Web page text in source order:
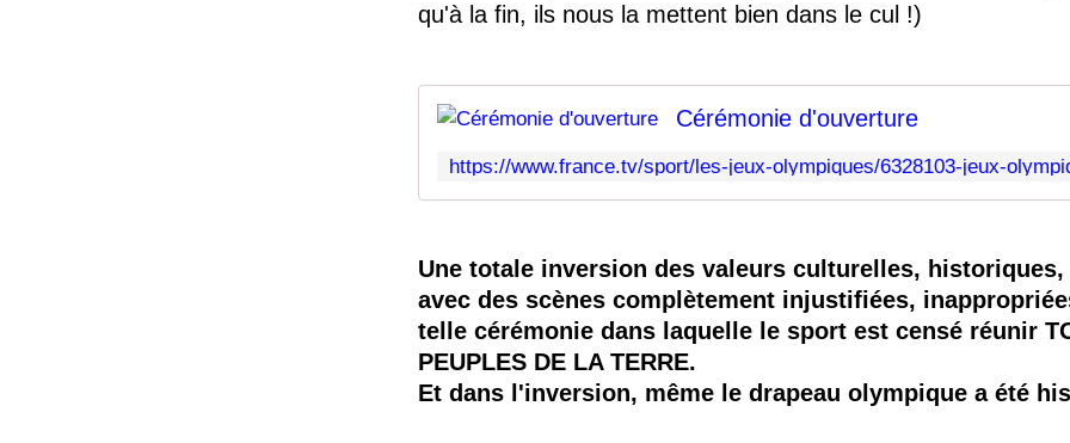
qu'à la fin, ils nous la mettent bien dans le cul !)
Cérémonie d'ouverture
Une totale inversion des valeurs culturelles,
avec des scènes complètement injustifiées,
telle cérémonie dans laquelle le sport est censé réunir
PEUPLES DE LA TERRE.
Et dans l'inversion, même le drapeau olympique a été